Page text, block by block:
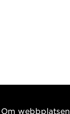
Om webbplatsen